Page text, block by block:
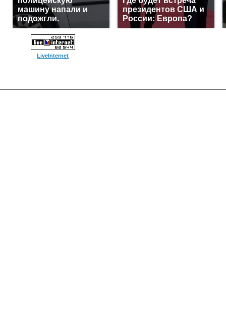
машину напали и
подожгли.
президентов США и
России: Европа?
LiveInternet